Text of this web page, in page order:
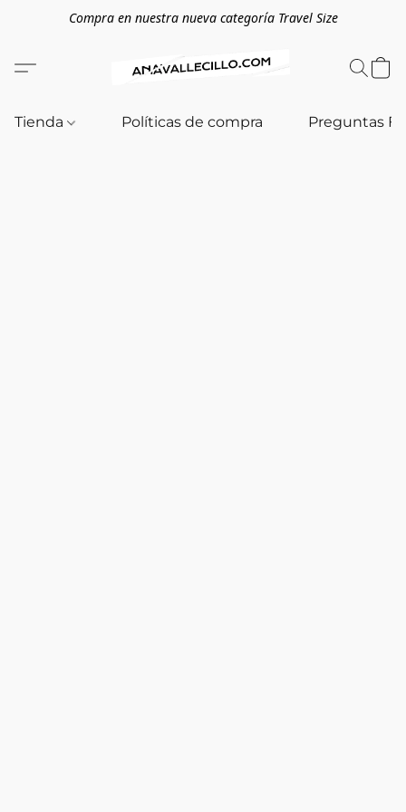
Compra en nuestra nueva categoría Travel Size
Tienda Políticas de compra Preguntas